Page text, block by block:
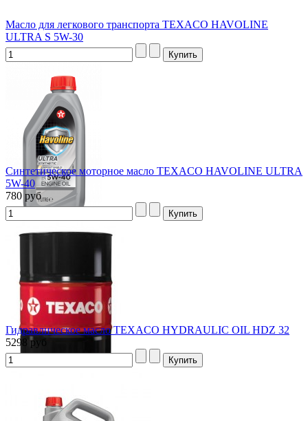
Масло для легкового транспорта TEXACO HAVOLINE
ULTRA S 5W-30
Синтетическое моторное масло TEXACO HAVOLINE ULTRA
5W-40
780 руб
Гидравлическое масло TEXACO HYDRAULIC OIL HDZ 32
5298 руб